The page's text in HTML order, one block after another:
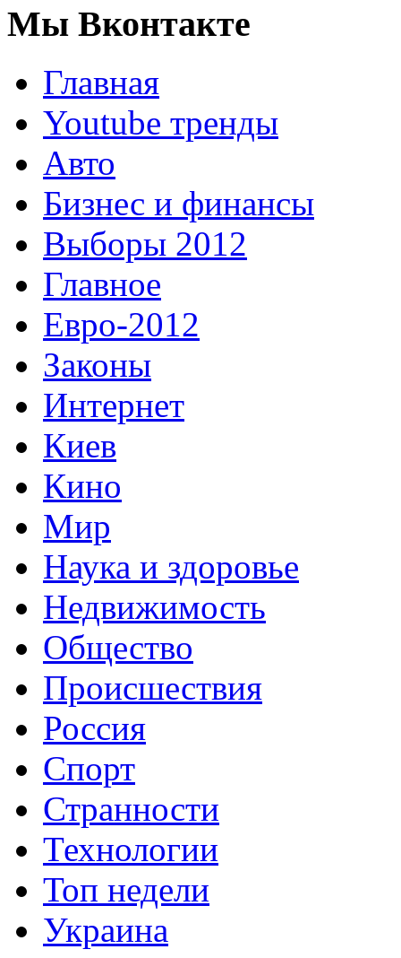
Мы Вконтакте
Главная
Youtube тренды
Авто
Бизнес и финансы
Выборы 2012
Главное
Евро-2012
Законы
Интернет
Киев
Кино
Мир
Наука и здоровье
Недвижимость
Общество
Происшествия
Россия
Спорт
Странности
Технологии
Топ недели
Украина